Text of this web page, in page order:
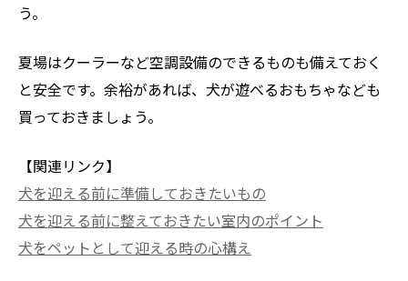
う。
夏場はクーラーなど空調設備のできるものも備えておく
と安全です。余裕があれば、犬が遊べるおもちゃなども
買っておきましょう。
【関連リンク】
犬を迎える前に準備しておきたいもの
犬を迎える前に整えておきたい室内のポイント
犬をペットとして迎える時の心構え